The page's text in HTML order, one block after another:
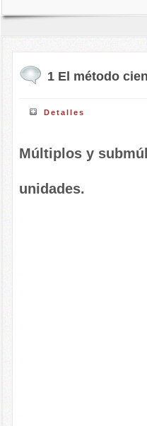
1 El método
Detalles
Múltiplos y
unidades.